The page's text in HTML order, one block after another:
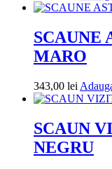
SCAUNE
MARO
343,00 lei
SCAUN
NEGRU